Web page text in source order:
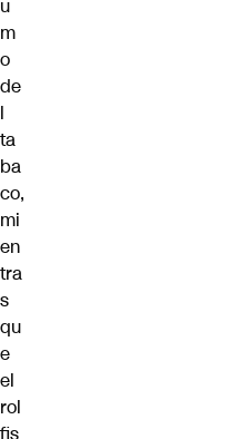
u
m
o
de
l
ta
ba
co,
mi
en
tra
s
qu
e
el
rol
fis